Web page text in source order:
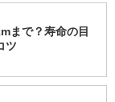
まで？寿命の目
ツ